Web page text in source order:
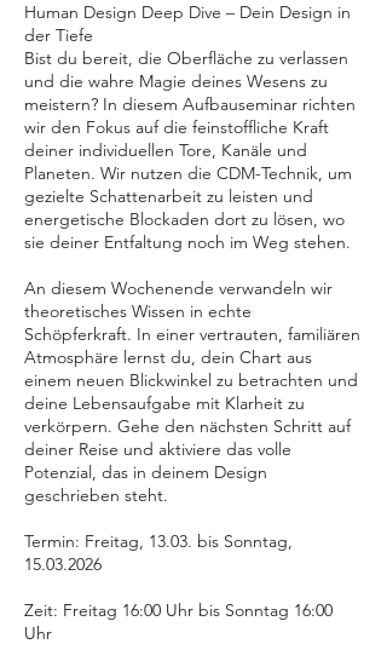
Human Design Deep Dive – Dein Design in
der Tiefe
Bist du bereit, die Oberfläche zu verlassen
und die wahre Magie deines Wesens zu
meistern? In diesem Aufbauseminar richten
wir den Fokus auf die feinstoffliche Kraft
deiner individuellen Tore, Kanäle und
Planeten. Wir nutzen die CDM-Technik, um
gezielte Schattenarbeit zu leisten und
energetische Blockaden dort zu lösen, wo
sie deiner Entfaltung noch im Weg stehen.
An diesem Wochenende verwandeln wir
theoretisches Wissen in echte
Schöpferkraft. In einer vertrauten, familiären
Atmosphäre lernst du, dein Chart aus
einem neuen Blickwinkel zu betrachten und
deine Lebensaufgabe mit Klarheit zu
verkörpern. Gehe den nächsten Schritt auf
deiner Reise und aktiviere das volle
Potenzial, das in deinem Design
geschrieben steht.
Termin: Freitag, 13.03. bis Sonntag,
15.03.2026
Zeit: Freitag 16:00 Uhr bis Sonntag 16:00
Uhr